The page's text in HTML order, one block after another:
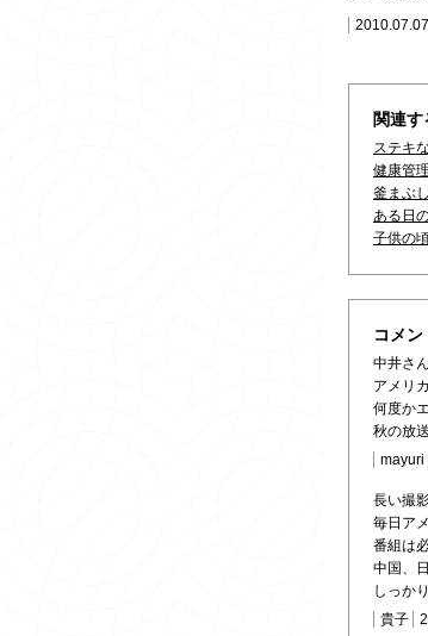
関連
ステキ
健康管理
釜まぶし
ある日
子供の
コメン
中井さ
アメリ
何度か
秋の放
mayuri
長い撮
毎日ア
番組は
中国、
しっか
貴子